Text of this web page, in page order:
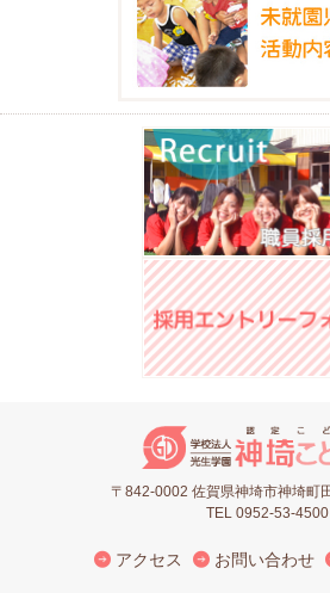
〒842-0002 佐賀県神埼市神埼町
TEL 0952-53-4500
アクセス お問い合わせ